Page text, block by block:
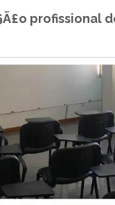
profissional